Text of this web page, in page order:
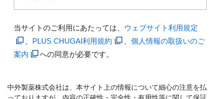
当サイトのご利用にあたっては、 ウェブサイト利用規定
PLUS CHUGAI利用規約
個人情報の取扱いのご
案内
への同意が必要です。
中外製薬株式会社は、本サイト上の情報について細心の注意を払
っておりますが、内容の正確性・完全性・有用性等に関して保証